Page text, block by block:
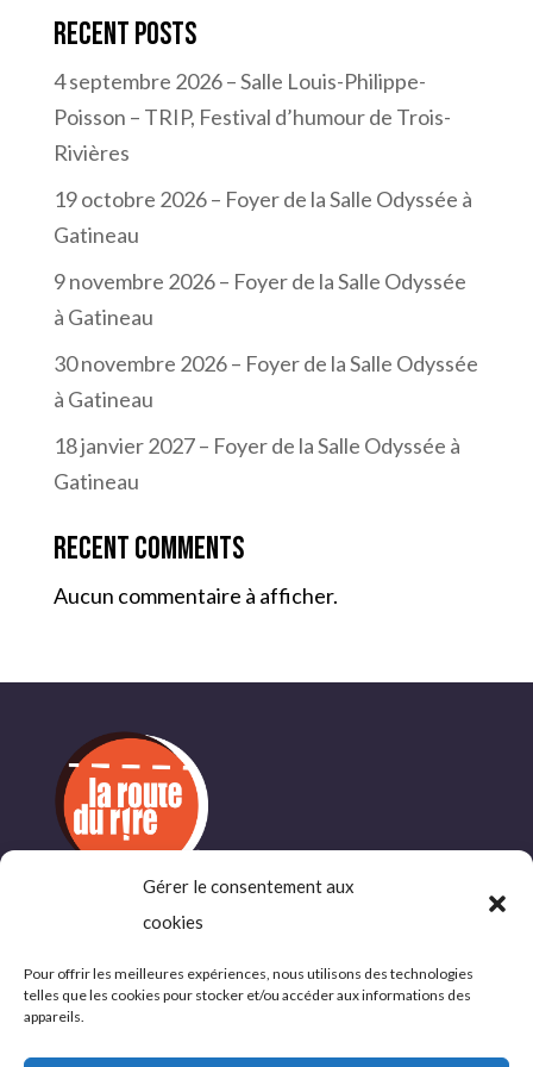
Gérer le consentement aux
cookies
Pour offrir les meilleures expériences, nous utilisons des technologies
telles que les cookies pour stocker et/ou accéder aux informations des
appareils.
Recent Posts
4 septembre 2026 – Salle Louis-Philippe-
Poisson – TRIP, Festival d’humour de Trois-
Rivières
19 octobre 2026 – Foyer de la Salle Odyssée à
Gatineau
9 novembre 2026 – Foyer de la Salle Odyssée
à Gatineau
30 novembre 2026 – Foyer de la Salle Odyssée
à Gatineau
18 janvier 2027 – Foyer de la Salle Odyssée à
Gatineau
Recent Comments
Aucun commentaire à afficher.
INFORMATIONS
COMPLÉMENTAIRES
Politique de confidentialité